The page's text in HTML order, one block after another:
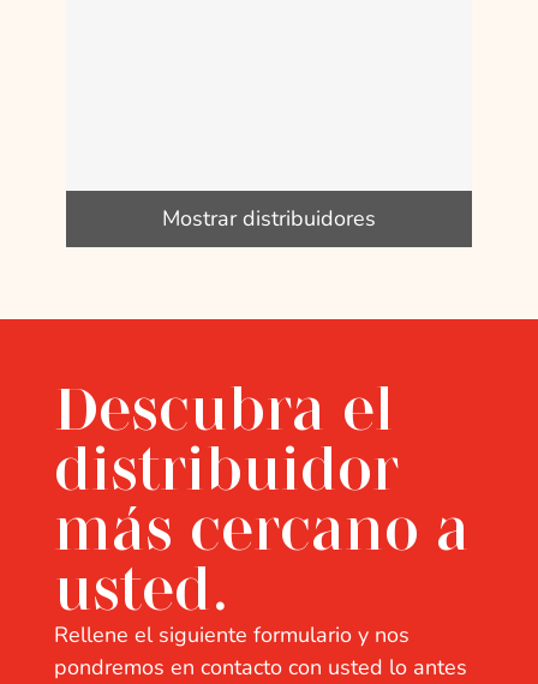
Mostrar distribuidores
Descubra el
distribuidor
más cercano a
usted.
Rellene el siguiente formulario y nos
pondremos en contacto con usted lo antes